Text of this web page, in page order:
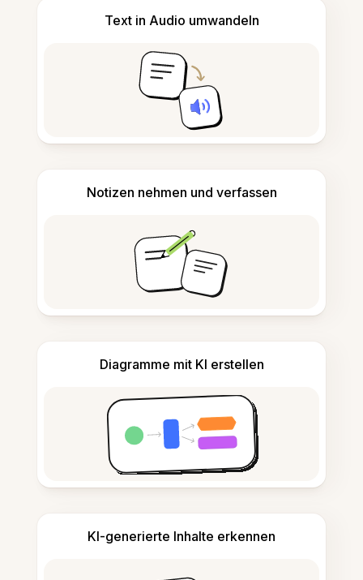
Text in Audio umwandeln
Notizen nehmen und verfassen
Diagramme mit KI erstellen
KI-generierte Inhalte erkennen